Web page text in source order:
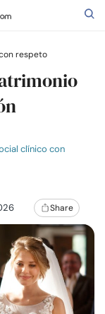
respeto
clínico con
Share